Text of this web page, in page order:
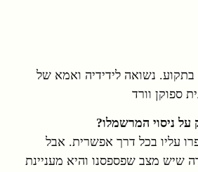
בתקוע. נשואה לידידיה ואמא של
ספוקן וורד
על ניסוי המרשמלו?
עליו בכל דרך אפשרית. אבל
שיש מצב שפספסנו והיא מעניינת